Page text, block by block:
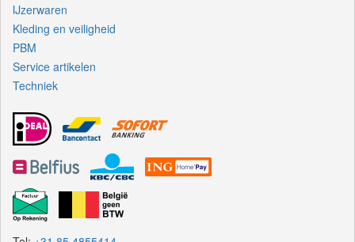
IJzerwaren
Kleding en veiligheid
PBM
Service artikelen
Techniek